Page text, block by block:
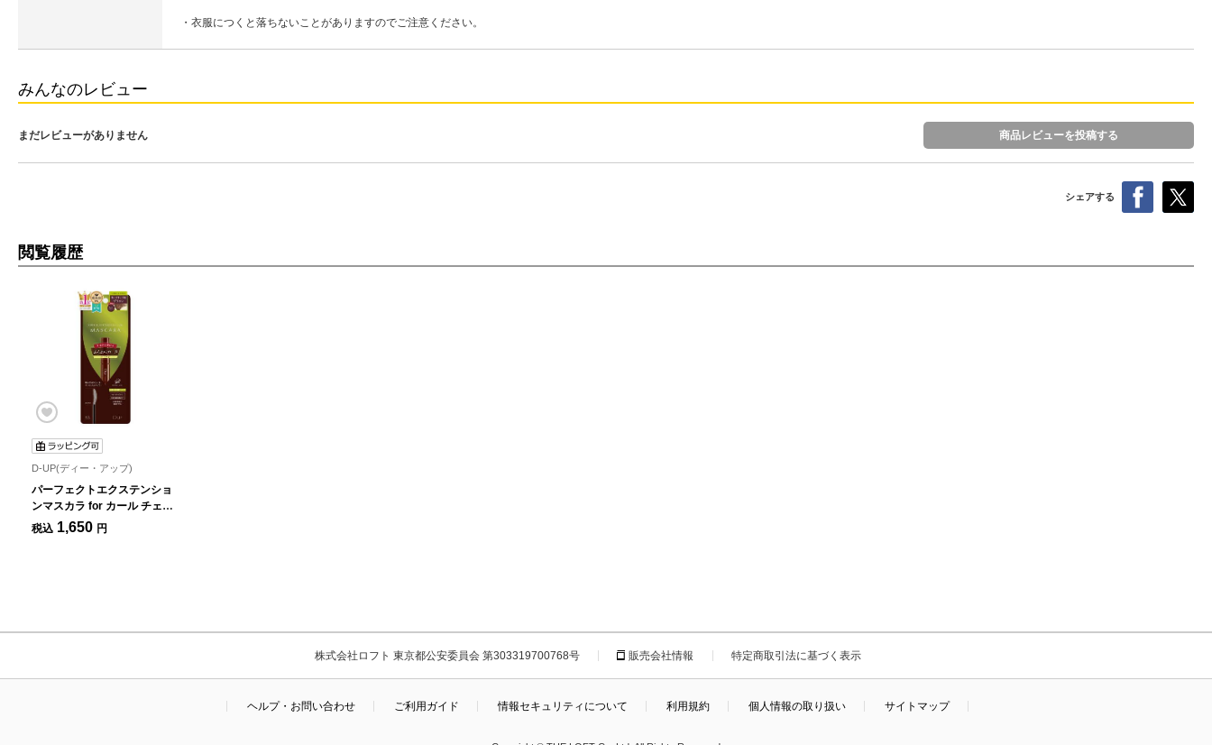
・衣服につくと落ちないことがありますのでご注意ください。
みんなのレビュー
まだレビューがありません 商品レビューを投稿する
シェアする
閲覧履歴
D-UP(ディー・アップ)
パーフェクトエクステンショ
ンマスカラ for カール チェリ
ーブラウン
税込 1,650 円
株式会社ロフト 東京都公安委員会 第303319700768号 販売会社情報 特定商取引法に基づく表示
ヘルプ・お問い合わせ ご利用ガイド 情報セキュリティについて 利用規約 個人情報の取り扱い サイトマップ